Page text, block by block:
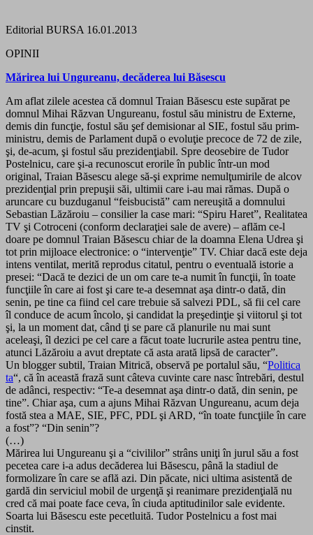
Editorial BURSA 16.01.2013
OPINII
Mărirea lui Ungureanu, decăderea lui Băsescu
Am aflat zilele acestea că domnul Traian Băsescu este supărat pe
domnul Mihai Răzvan Ungureanu, fostul său ministru de Externe,
demis din funcţie, fostul său şef demisionar al SIE, fostul său prim-
ministru, demis de Parlament după o evoluţie precoce de 72 de zile,
şi, de-acum, şi fostul său prezidenţiabil. Spre deosebire de Tudor
Pos­telnicu, care şi-a recunoscut erorile în public într-un mod
original, Traian Băsescu alege să-şi exprime nemulţumirile de alcov
prezidenţial prin prepuşii săi, ultimii care i-au mai rămas. După o
aruncare cu buzduganul “feisbucistă” cam nereuşită a domnului
Sebastian Lăzăroiu – consilier la case mari: “Spiru Haret”, Realitatea
TV şi Cotroceni (conform declaraţiei sale de avere) – aflăm ce-l
doare pe domnul Traian Băsescu chiar de la doamna Elena Udrea şi
tot prin mijloace electronice: o “intervenţie” TV. Chiar dacă este deja
intens ventilat, merită reprodus citatul, pentru o eventuală istorie a
presei: “Dacă te dezici de un om care te-a numit în funcţii, în toate
funcţiile în care ai fost şi care te-a desemnat aşa dintr-o dată, din
senin, pe tine ca fiind cel care trebuie să salvezi PDL, să fii cel care
îl conduce de acum încolo, şi candidat la preşedinţie şi viitorul şi tot
şi, la un moment dat, când ţi se pare că planurile nu mai sunt
aceleaşi, îl dezici pe cel care a făcut toate lucrurile astea pentru tine,
atunci Lăzăroiu a avut dreptate că asta arată lipsă de caracter”.
Un blogger subtil, Traian Mitrică, observă pe portalul său, “Politica
ta“, că în această frază sunt câteva cuvinte care nasc întrebări, destul
de adânci, respectiv: “Te-a desemnat aşa dintr-o dată, din senin, pe
tine”. Chiar aşa, cum a ajuns Mihai Răzvan Ungureanu, acum deja
fostă stea a MAE, SIE, PFC, PDL şi ARD, “în toate func­ţiile în care
a fost”? “Din senin”?
(…)
Mărirea lui Ungureanu şi a “civililor” strâns uniţi în jurul său a fost
pecetea care i-a adus decăderea lui Băsescu, până la stadiul de
formolizare în care se află azi. Din păcate, nici ultima asistentă de
gardă din serviciul mobil de urgenţă şi reanimare prezidenţială nu
cred că mai poate face ceva, în ciuda aptitudinilor sale evidente.
Soarta lui Băsescu este pecetluită. Tudor Pos­telnicu a fost mai
cinstit.